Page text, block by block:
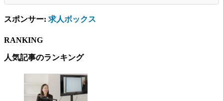
スポンサー: 求人ボックス
RANKING
人気記事のランキング